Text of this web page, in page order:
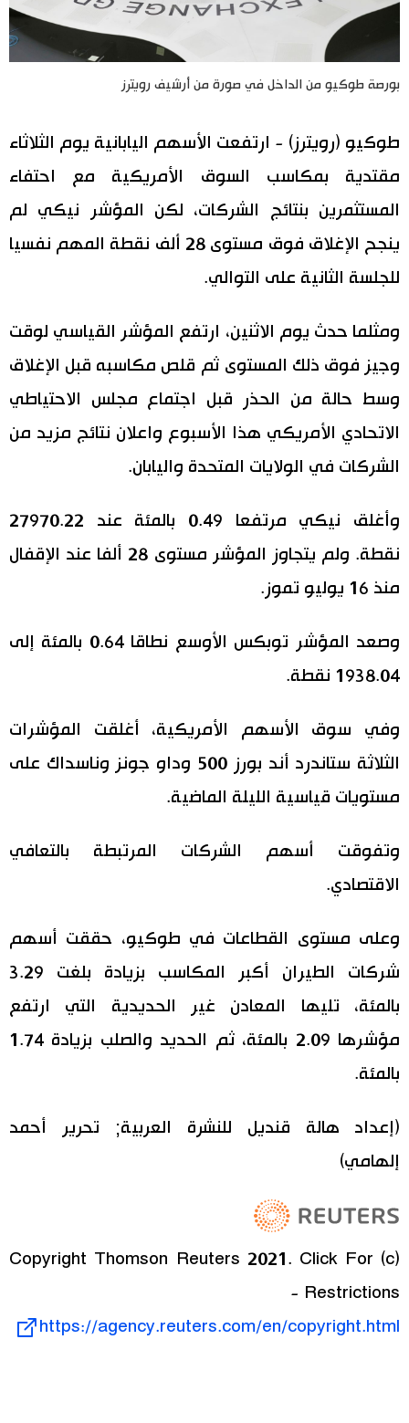
سياسة
مجتمع
ثقافة
طوكيو
الأكثر تفاعلا
اللغة اليابانية
هو وهي
تواصل معنا
بورصة طوكيو من الداخل في صورة من أرشيف رويترز
طوكيو (رويترز) - ارتفعت الأسهم اليابانية يوم الثلاثاء
مقتدية بمكاسب السوق الأمريكية مع احتفاء
المستثمرين بنتائج الشركات، لكن المؤشر نيكي لم
ينجح الإغلاق فوق مستوى 28 ألف نقطة المهم نفسيا
للجلسة الثانية على التوالي.
ومثلما حدث يوم الاثنين، ارتفع المؤشر القياسي لوقت
وجيز فوق ذلك المستوى ثم قلص مكاسبه قبل الإغلاق
وسط حالة من الحذر قبل اجتماع مجلس الاحتياطي
الاتحادي الأمريكي هذا الأسبوع واعلان نتائج مزيد من
الشركات في الولايات المتحدة واليابان.
وأغلق نيكي مرتفعا 0.49 بالمئة عند 27970.22
نقطة. ولم يتجاوز المؤشر مستوى 28 ألفا عند الإقفال
منذ 16 يوليو تموز.
وصعد المؤشر توبكس الأوسع نطاقا 0.64 بالمئة إلى
1938.04 نقطة.
وفي سوق الأسهم الأمريكية، أغلقت المؤشرات
الثلاثة ستاندرد أند بورز 500 وداو جونز وناسداك على
مستويات قياسية الليلة الماضية.
وتفوقت أسهم الشركات المرتبطة بالتعافي
الاقتصادي.
وعلى مستوى القطاعات في طوكيو، حققت أسهم
شركات الطيران أكبر المكاسب بزيادة بلغت 3.29
بالمئة، تليها المعادن غير الحديدية التي ارتفع
مؤشرها 2.09 بالمئة، ثم الحديد والصلب بزيادة 1.74
بالمئة.
(إعداد هالة قنديل للنشرة العربية; تحرير أحمد
إلهامي)
(c) Copyright Thomson Reuters 2021. Click For
Restrictions -
https://agency.reuters.com/en/copyright.html